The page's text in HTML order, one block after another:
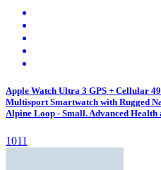
Apple Watch Ultra 3 GPS + Cellular
Multisport Smartwatch with Rugged
Alpine Loop - Small. Advanced Health
1011